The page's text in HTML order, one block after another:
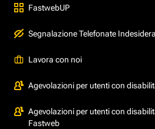
FastwebUP
Segnalazione Telefonate
Lavora con noi
Agevolazioni per utenti con
Agevolazioni per utenti con
Fastweb